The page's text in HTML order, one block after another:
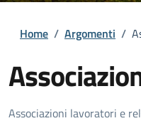
Home / Argomenti /
Dettagli della
Associazioni lavoratori e